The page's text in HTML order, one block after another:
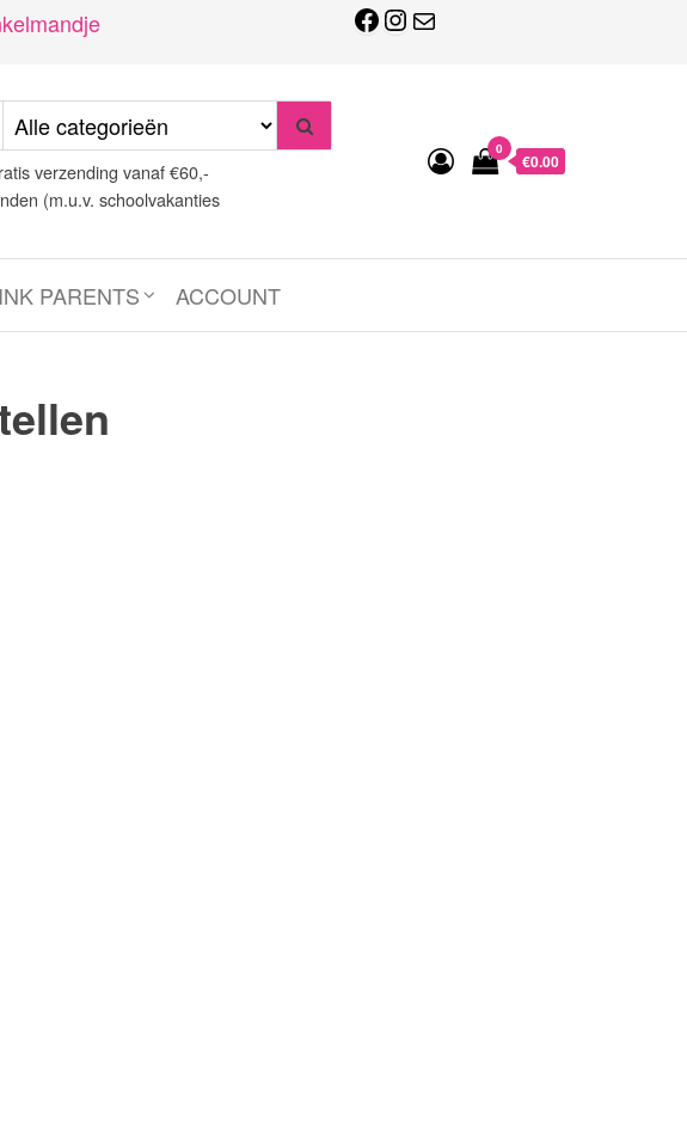
Facebook Instagram E-mail
verzending vanaf €60,-
(m.u.v. schoolvakanties
0
€0.00
PARENTS ACCOUNT